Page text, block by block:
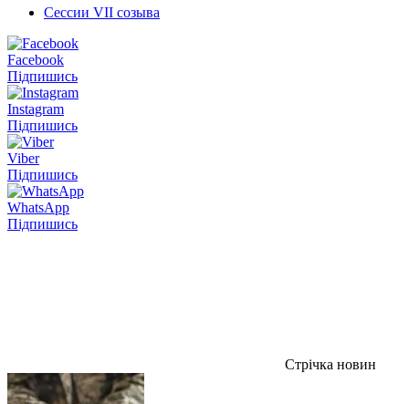
Сессии VII созыва
Facebook
Підпишись
Instagram
Підпишись
Viber
Підпишись
WhatsApp
Підпишись
Стрічка новин